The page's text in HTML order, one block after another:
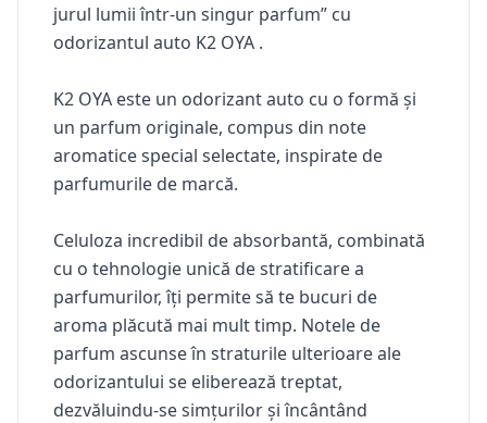
jurul lumii într-un singur parfum” cu
odorizantul auto K2 OYA .
K2 OYA este un odorizant auto cu o formă și
un parfum originale, compus din note
aromatice special selectate, inspirate de
parfumurile de marcă.
Celuloza incredibil de absorbantă, combinată
cu o tehnologie unică de stratificare a
parfumurilor, îți permite să te bucuri de
aroma plăcută mai mult timp. Notele de
parfum ascunse în straturile ulterioare ale
odorizantului se eliberează treptat,
dezvăluindu-se simțurilor și încântând